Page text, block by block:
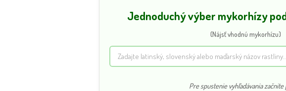
Jednoduchý výber mykorhízy
(Nájsť vhodnú mykorhízu)
Pre spustenie vyhľadávania začnite